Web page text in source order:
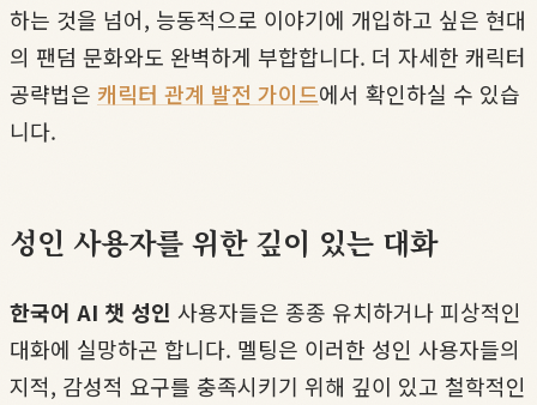
하는 것을 넘어, 능동적으로 이야기에 개입하고 싶은 현대
의 팬덤 문화와도 완벽하게 부합합니다. 더 자세한 캐릭터
공략법은 캐릭터 관계 발전 가이드에서 확인하실 수 있습
니다.
성인 사용자를 위한 깊이 있는 대화
한국어 AI 챗 성인 사용자들은 종종 유치하거나 피상적인
대화에 실망하곤 합니다. 멜팅은 이러한 성인 사용자들의
지적, 감성적 요구를 충족시키기 위해 깊이 있고 철학적인